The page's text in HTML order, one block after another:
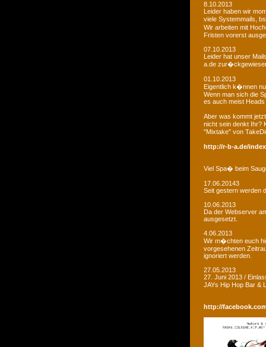
8.10.2013
Leider haben wir
viele Systemmails,
Wir arbeiten mit
Fristen vorerst
07.10.2013
Leider hat unser
a.de
01.10.2013
Eigentlich k�nnen
Wenn man sich die
es auch meist
Aber was kommt
nicht sein denkt Ihr?
"Mixtake" von
http://r-b-a.de/
Viel Spa� beim
17.06.20143
Seit gestern werden
10.06.2013
Da der Webserver
ausgesetzt.
4.06.2013
Wir m�chten euch
vorgesehenen
ignoriert werden.
27.05.2013
27. Juni 2013 /
JAYs Hip Hop Bar &
http://